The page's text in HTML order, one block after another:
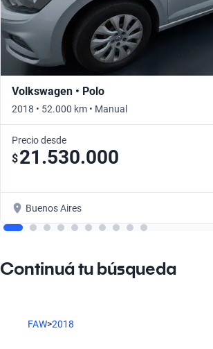
Volkswagen • Polo
2018 • 52.000 km • Manual
Precio desde
$21.530.000
Buenos Aires
Continuá tu búsqueda
FAW>2018